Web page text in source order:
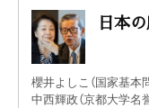
日本
櫻井よしこ（国家基本
中西輝政（京都大学名